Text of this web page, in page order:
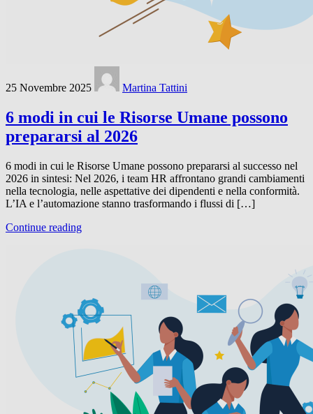
25 Novembre 2025 Martina Tattini
6 modi in cui le Risorse Umane possono
prepararsi al 2026
6 modi in cui le Risorse Umane possono prepararsi al successo nel
2026 in sintesi: Nel 2026, i team HR affrontano grandi cambiamenti
nella tecnologia, nelle aspettative dei dipendenti e nella conformità.
L’IA e l’automazione stanno trasformando i flussi di […]
Continue reading